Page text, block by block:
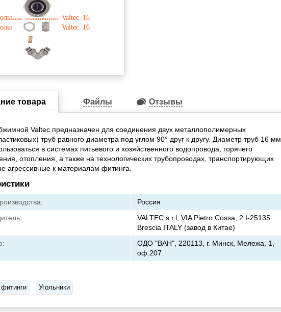
товара Файлы Отзывы
Valtec предназначен для соединения двух металлополимерных
труб равного диаметра под углом 90° друг к другу. Диаметр труб 16 мм.
в системах питьевого и хозяйственного водопровода, горячего
отопления, а также на технологических трубопроводах, транспортирующих
агрессивные к материалам фитинга.
Россия
VALTEC s.r.l, VIA Pietro Cossa, 2 I-25135
Brescia ITALY (завод в Китае)
ОДО "ВАН", 220113, г. Минск, Мележа, 1,
оф.207
Угольники